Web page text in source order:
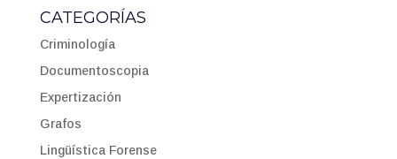
CATEGORÍAS
Criminología
Documentoscopia
Expertización
Grafos
Lingüística Forense